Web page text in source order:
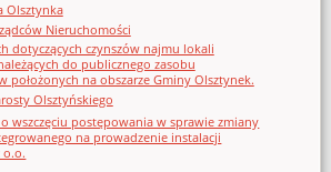
Olsztynka
Nieruchomości
dotyczących czynszów najmu lokali
do publicznego zasobu
położonych na obszarze Gminy Olsztynek.
Olsztyńskiego
wszczęciu postępowania w sprawie zmiany
na prowadzenie instalacji
o.o.